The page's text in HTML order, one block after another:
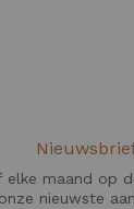
elke maand op
nieuwste